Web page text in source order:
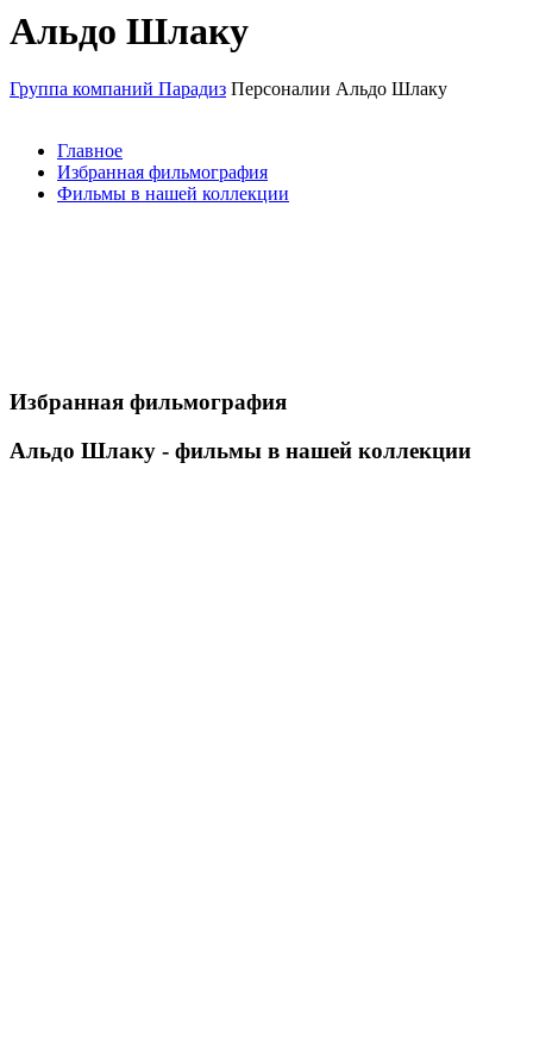
Альдо Шлаку
Группа компаний Парадиз Персоналии Альдо Шлаку
Главное
Избранная фильмография
Фильмы в нашей коллекции
Избранная фильмография
Альдо Шлаку - фильмы в нашей коллекции